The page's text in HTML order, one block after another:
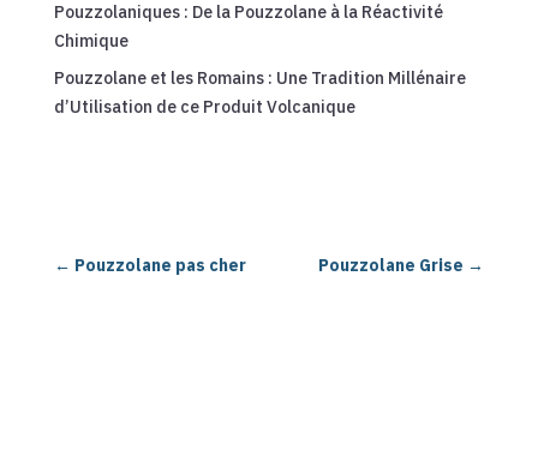
Pouzzolaniques : De la Pouzzolane à la Réactivité
Chimique
Pouzzolane et les Romains : Une Tradition Millénaire
d’Utilisation de ce Produit Volcanique
← Pouzzolane pas cher Pouzzolane Grise →